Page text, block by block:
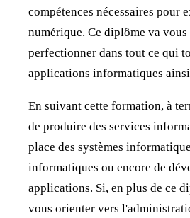
compétences nécessaires pour
numérique. Ce diplôme va
perfectionner dans tout ce qui
applications informatiques
En suivant cette formation, à
de produire des services
place des systèmes
informatiques ou encore de
applications. Si, en plus de ce
vous orienter vers